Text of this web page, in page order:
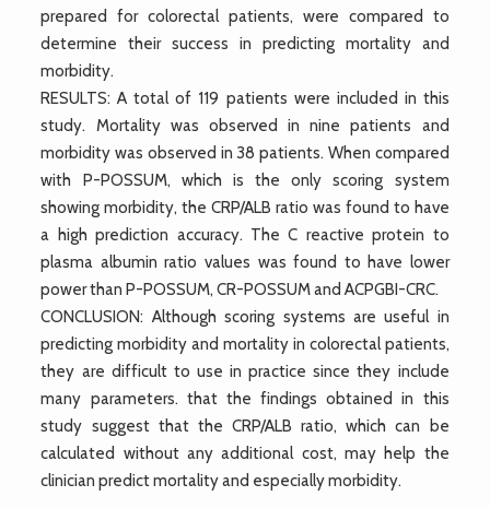
prepared for colorectal patients, were compared to
determine their success in predicting mortality and
morbidity.
RESULTS: A total of 119 patients were included in this
study. Mortality was observed in nine patients and
morbidity was observed in 38 patients. When compared
with P-POSSUM, which is the only scoring system
showing morbidity, the CRP/ALB ratio was found to have
a high prediction accuracy. The C reactive protein to
plasma albumin ratio values was found to have lower
power than P-POSSUM, CR-POSSUM and ACPGBI-CRC.
CONCLUSION: Although scoring systems are useful in
predicting morbidity and mortality in colorectal patients,
they are difficult to use in practice since they include
many parameters. that the findings obtained in this
study suggest that the CRP/ALB ratio, which can be
calculated without any additional cost, may help the
clinician predict mortality and especially morbidity.